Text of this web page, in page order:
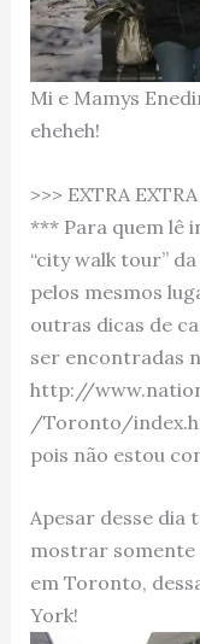
Mi e Mamys
eheheh!
>>> EXTRA
*** Para quem lê
“city walk tour”
pelos mesmos
outras dicas de
ser encontradas
http://
/Toronto/
pois não estou
Apesar desse dia
mostrar somente
em Toronto,
York!